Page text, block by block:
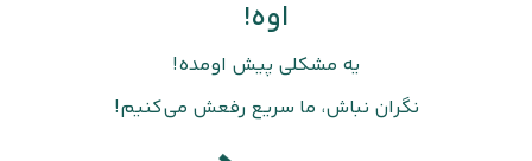
اوه!
یه مشکلی پیش اومده!
نگران نباش، ما سریع رفعش می‌کنیم!